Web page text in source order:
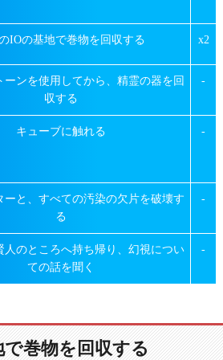
IOの基地で巻物を回収する x2
ーンを使用してから、精霊の器を回
収する
-
キューブに触れる -
ーと、すべての汚染の欠片を破壊す
る
-
人のところへ持ち帰り、幻視につい
ての話を聞く
-
巻物を回収する